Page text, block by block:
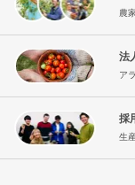
農
法
ア
採
生